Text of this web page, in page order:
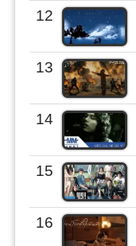
12
13
14
15
16